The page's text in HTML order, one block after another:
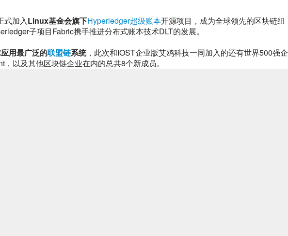
式加入Linux基金会旗下Hyperledger超级账本开源项目，成为全球领先的区块链组
子项目Fabric携手推进分布式账本技术DLT的发展。
用最广泛的联盟链系统，此次和IOST企业版艾鸥科技一同加入的还有世界500强企
以及其他区块链企业在内的总共8个新成员。